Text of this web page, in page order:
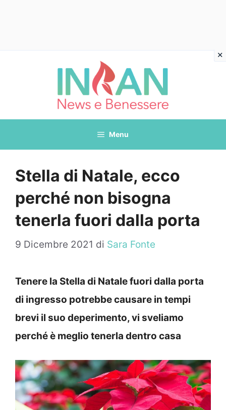
Menu
Stella di Natale, ecco
perché non bisogna
tenerla fuori dalla porta
9 Dicembre 2021 di Sara Fonte
Tenere la Stella di Natale fuori dalla porta
di ingresso potrebbe causare in tempi
brevi il suo deperimento, vi sveliamo
perché è meglio tenerla dentro casa